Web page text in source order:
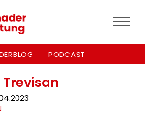
PODCAST